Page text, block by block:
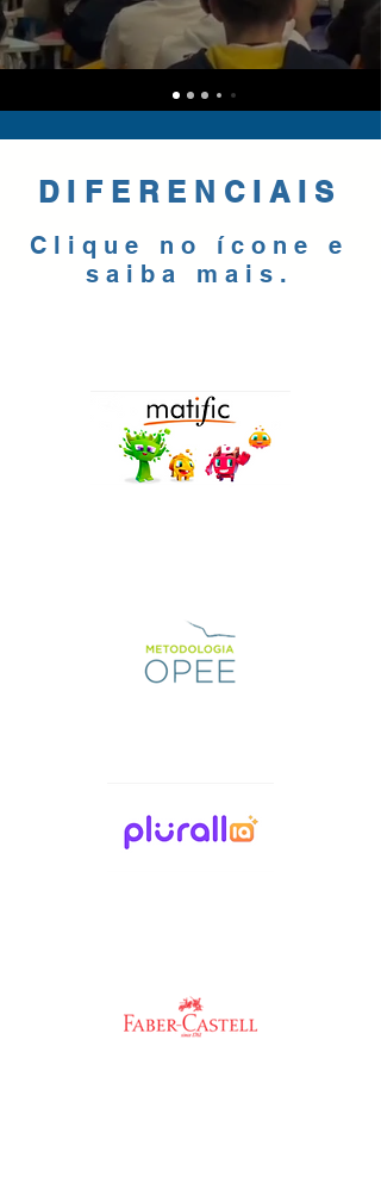
DIFERENCIAIS
Clique no ícone e
saiba mais.